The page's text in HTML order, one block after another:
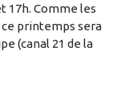
17h. Comme les
printemps sera
(canal 21 de la